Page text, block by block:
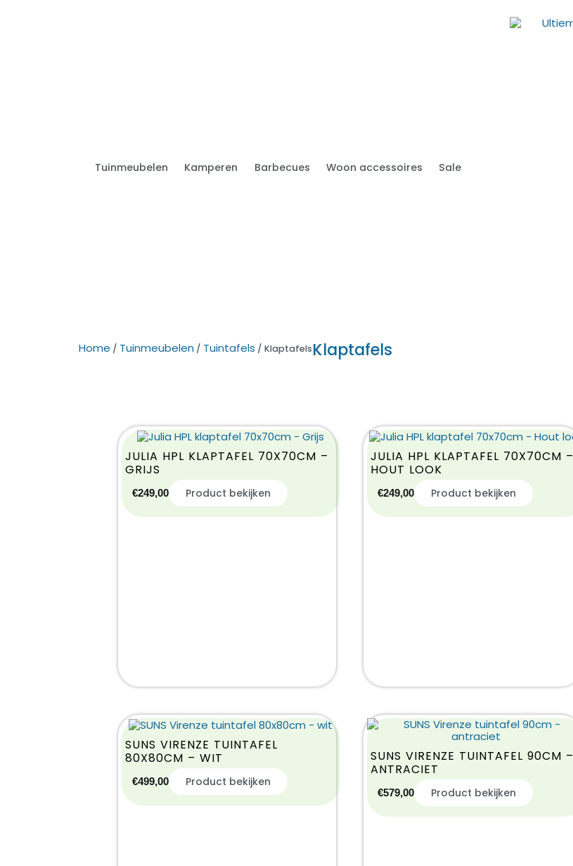
Tuinmeubelen Kamperen Barbecues Woon accessoires Sale
Home / Tuinmeubelen / Tuintafels / KlaptafelsKlaptafels
JULIA HPL KLAPTAFEL 70X70CM –
GRIJS
€249,00 Product bekijken
JULIA HPL KLAPTAFEL 70X70CM –
HOUT LOOK
€249,00 Product bekijken
SUNS VIRENZE TUINTAFEL
80X80CM – WIT
€499,00 Product bekijken
SUNS VIRENZE TUINTAFEL 90CM –
ANTRACIET
€579,00 Product bekijken